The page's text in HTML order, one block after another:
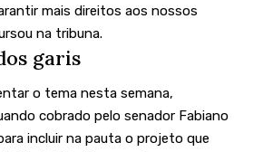
mais direitos aos nossos
na tribuna.
garis
o tema nesta semana,
cobrado pelo senador Fabiano
incluir na pauta o projeto que